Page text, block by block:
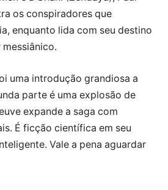
os conspiradores que
enquanto lida com seu destino
uma introdução grandiosa a
parte é uma explosão de
expande a saga com
É ficção científica em seu
Vale a pena aguardar